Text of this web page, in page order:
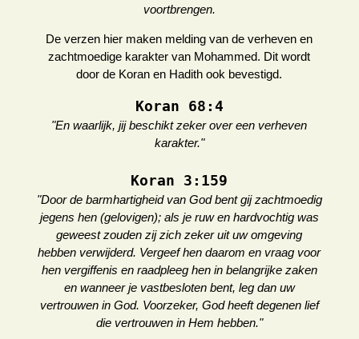
voortbrengen.
De verzen hier maken melding van de verheven en
zachtmoedige karakter van Mohammed. Dit wordt
door de Koran en Hadith ook bevestigd.
Koran 68:4
"En waarlijk, jij beschikt zeker over een verheven
karakter."
Koran 3:159
"Door de barmhartigheid van God bent gij zachtmoedig
jegens hen (gelovigen); als je ruw en hardvochtig was
geweest zouden zij zich zeker uit uw omgeving
hebben verwijderd. Vergeef hen daarom en vraag voor
hen vergiffenis en raadpleeg hen in belangrijke zaken
en wanneer je vastbesloten bent, leg dan uw
vertrouwen in God. Voorzeker, God heeft degenen lief
die vertrouwen in Hem hebben."